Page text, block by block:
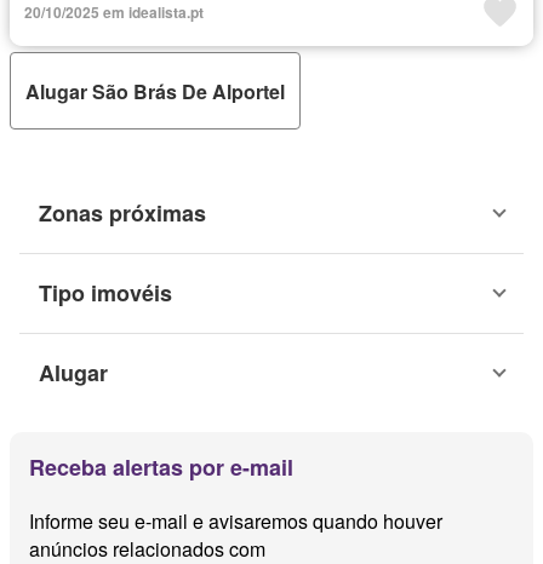
20/10/2025 em idealista.pt
Alugar São Brás De Alportel
Zonas próximas
Tipo imovéis
Alugar
Receba alertas por e-mail
Informe seu e-mail e avisaremos quando houver
anúncios relacionados com